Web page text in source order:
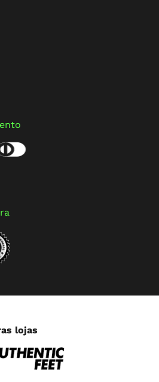
lojas